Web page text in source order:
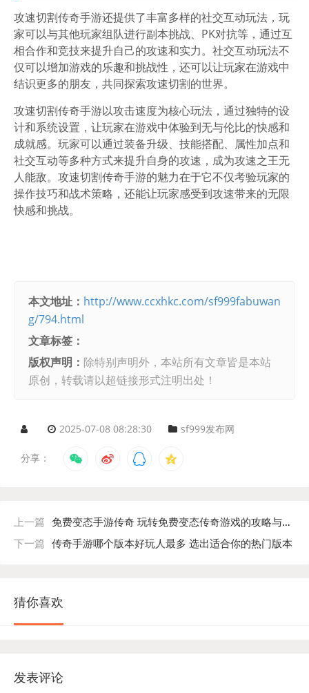
攻速切割传奇手游还提供了丰富多样的社交互动玩法，玩
家可以与其他玩家组队进行副本挑战、PK对抗等，通过互
相合作和竞技来提升自己的攻速和实力。社交互动玩法不
仅可以增加游戏的乐趣和挑战性，还可以让玩家在游戏中
结识更多的朋友，共同探索攻速切割的世界。
攻速切割传奇手游以攻击速度为核心玩法，通过独特的设
计和系统设置，让玩家在游戏中体验到无与伦比的快感和
成就感。玩家可以通过装备升级、技能搭配、属性加点和
社交互动等多种方式来提升自身的攻速，成为攻速之王无
人能敌。攻速切割传奇手游的魅力在于它不仅考验玩家的
操作技巧和战术策略，还能让玩家感受到攻速带来的无限
快感和挑战。
本文地址： http://www.ccxhkc.com/sf999fabuwan
g/794.html
文章标签：
版权声明： 除特别声明外，本站所有文章皆是本站
原创，转载请以超链接形式注明出处！
2025-07-08 08:28:30 sf999发布网
分享：
上一篇 免费变态手游传奇 玩转免费变态传奇游戏的攻略与技巧
下一篇 传奇手游哪个版本好玩人最多 选出适合你的热门版本
猜你喜欢
发表评论